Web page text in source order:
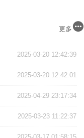
更多
2025-03-20 12:42:39
2025-03-20 12:42:01
2025-04-29 23:17:34
2025-03-23 11:22:37